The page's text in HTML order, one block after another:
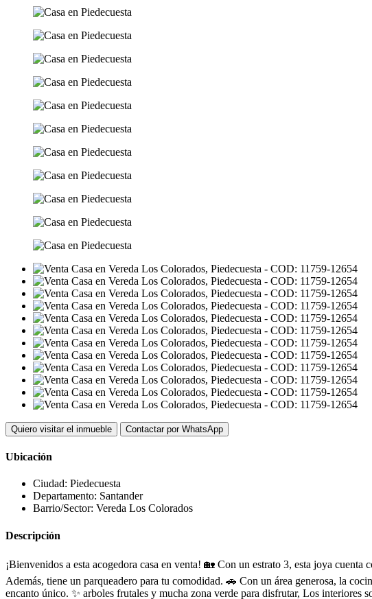
Quiero visitar el inmueble Contactar por WhatsApp
Ubicación
Ciudad: Piedecuesta
Departamento: Santander
Barrio/Sector: Vereda Los Colorados
Descripción
¡Bienvenidos a esta acogedora casa en venta! 🏡 Con un estrato 3, esta joya
Además, tiene un parqueadero para tu comodidad. 🚗 Con un área generosa, la
encanto único. ✨ arboles frutales y mucha zona verde para disfrutar, Los interiores